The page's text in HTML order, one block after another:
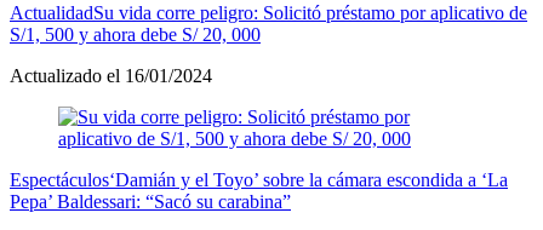
ActualidadSu vida corre peligro: Solicitó préstamo por aplicativo de
S/1, 500 y ahora debe S/ 20, 000
Actualizado el 16/01/2024
Espectáculos‘Damián y el Toyo’ sobre la cámara escondida a ‘La
Pepa’ Baldessari: “Sacó su carabina”